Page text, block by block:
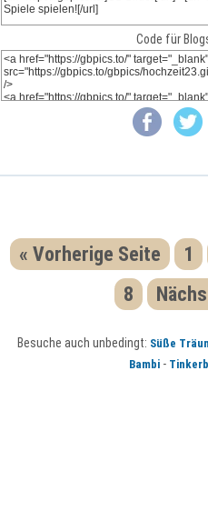
Code für
« Vorherige Seite 1
8
Besuche auch unbedingt: Süße
Bambi-